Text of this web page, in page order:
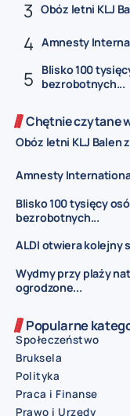
Obóz letni KLJ
Amnesty
Blisko 100
bezrobotnych...
Chętnie czytane
Obóz letni KLJ Balen
Amnesty
Blisko 100 tysięcy
bezrobotnych...
ALDI otwiera kolejny
Wydmy przy plaży
ogrodzone...
Popularne
Społeczeństwo
Bruksela
Polityka
Praca i Finanse
Prawo i Urzędy